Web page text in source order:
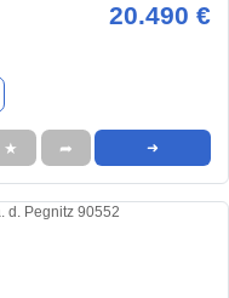
20.490 €
★ ➦ ➜